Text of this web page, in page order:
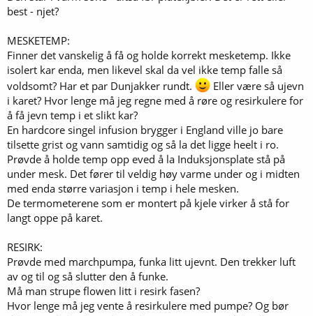
best - njet?
MESKETEMP:
Finner det vanskelig å få og holde korrekt mesketemp. Ikke
isolert kar enda, men likevel skal da vel ikke temp falle så
voldsomt? Har et par Dunjakker rundt.
Eller være så ujevn
i karet? Hvor lenge må jeg regne med å røre og resirkulere for
å få jevn temp i et slikt kar?
En hardcore singel infusion brygger i England ville jo bare
tilsette grist og vann samtidig og så la det ligge heelt i ro.
Prøvde å holde temp opp eved å la Induksjonsplate stå på
under mesk. Det fører til veldig høy varme under og i midten
med enda større variasjon i temp i hele mesken.
De termometerene som er montert på kjele virker å stå for
langt oppe på karet.
RESIRK:
Prøvde med marchpumpa, funka litt ujevnt. Den trekker luft
av og til og så slutter den å funke.
Må man strupe flowen litt i resirk fasen?
Hvor lenge må jeg vente å resirkulere med pumpe? Og bør